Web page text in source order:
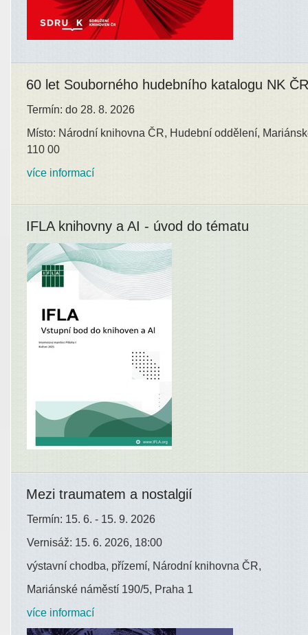
60 let Souborného hudebního katalogu NK ČR
Termín: do 28. 8. 2026
Místo: Národní knihovna ČR, Hudební oddělení,
110 00
více informací
IFLA knihovny a AI - úvod do tématu
Mezi traumatem a nostalgií
Termín: 15. 6. - 15. 9. 2026
Vernisáž: 15. 6. 2026, 18:00
výstavní chodba, přízemí, Národní knihovna ČR,
Mariánské náměstí 190/5, Praha 1
více informací